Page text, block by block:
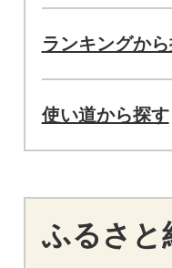
ランキングか
使い道から探す
ふるさと